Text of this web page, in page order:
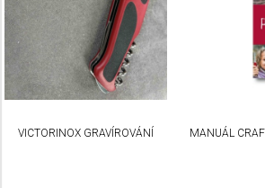
VICTORINOX GRAVÍROVÁNÍ MANUÁL
Identify devices based on information
requested
Non-IAB processing purposes:
Necessary
Performance